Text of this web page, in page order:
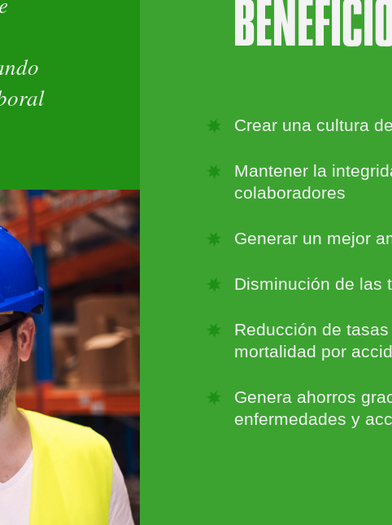
Crear una cultura
Mantener la
colaboradores
Generar un mejor
Disminución de las
Reducción de
mortalidad por
Genera ahorros
enfermedades y